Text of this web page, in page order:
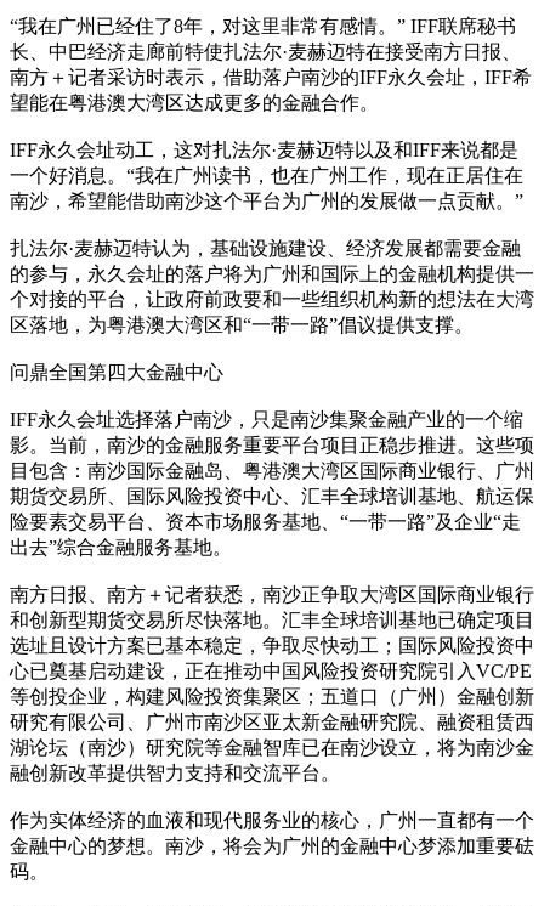
“我在广州已经住了8年，对这里非常有感情。” IFF联席秘书
长、中巴经济走廊前特使扎法尔·麦赫迈特在接受南方日报、
南方＋记者采访时表示，借助落户南沙的IFF永久会址，IFF希
望能在粤港澳大湾区达成更多的金融合作。
IFF永久会址动工，这对扎法尔·麦赫迈特以及和IFF来说都是
一个好消息。“我在广州读书，也在广州工作，现在正居住在
南沙，希望能借助南沙这个平台为广州的发展做一点贡献。”
扎法尔·麦赫迈特认为，基础设施建设、经济发展都需要金融
的参与，永久会址的落户将为广州和国际上的金融机构提供一
个对接的平台，让政府前政要和一些组织机构新的想法在大湾
区落地，为粤港澳大湾区和“一带一路”倡议提供支撑。
问鼎全国第四大金融中心
IFF永久会址选择落户南沙，只是南沙集聚金融产业的一个缩
影。当前，南沙的金融服务重要平台项目正稳步推进。这些项
目包含：南沙国际金融岛、粤港澳大湾区国际商业银行、广州
期货交易所、国际风险投资中心、汇丰全球培训基地、航运保
险要素交易平台、资本市场服务基地、“一带一路”及企业“走
出去”综合金融服务基地。
南方日报、南方＋记者获悉，南沙正争取大湾区国际商业银行
和创新型期货交易所尽快落地。汇丰全球培训基地已确定项目
选址且设计方案已基本稳定，争取尽快动工；国际风险投资中
心已奠基启动建设，正在推动中国风险投资研究院引入VC/PE
等创投企业，构建风险投资集聚区；五道口（广州）金融创新
研究有限公司、广州市南沙区亚太新金融研究院、融资租赁西
湖论坛（南沙）研究院等金融智库已在南沙设立，将为南沙金
融创新改革提供智力支持和交流平台。
作为实体经济的血液和现代服务业的核心，广州一直都有一个
金融中心的梦想。南沙，将会为广州的金融中心梦添加重要砝
码。